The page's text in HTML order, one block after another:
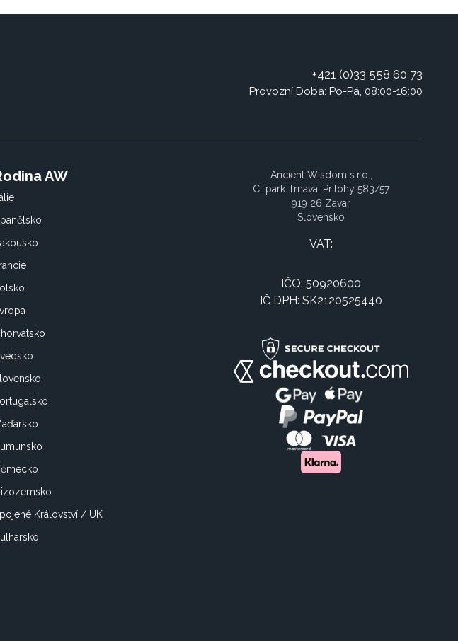
+421 (0)33 558 60 73
Provozní Doba: Po-Pá, 08:00-16:00
AW
Království / UK
Ancient Wisdom s.r.o.,
CTpark Trnava, Prílohy 583/57
919 26 Zavar
Slovensko
VAT:
IČO: 50920600
IČ DPH: SK2120525440